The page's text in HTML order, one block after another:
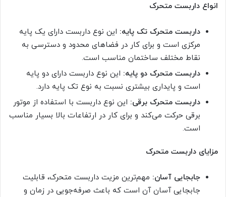
انواع داربست متحرک
داربست متحرک تک پایه: این نوع داربست دارای یک پایه
مرکزی است و برای کار در فضاهای محدود و دسترسی به
نقاط مختلف ساختمان مناسب است.
داربست متحرک دو پایه: این نوع داربست دارای دو پایه
است و پایداری بیشتری نسبت به نوع تک پایه دارد.
داربست متحرک برقی: این نوع داربست با استفاده از موتور
برقی حرکت می‌کند و برای کار در ارتفاعات بالا بسیار مناسب
است.
مزایای داربست متحرک
جابجایی آسان: مهم‌ترین مزیت داربست متحرک، قابلیت
جابجایی آسان آن است که باعث صرفه‌جویی در زمان و